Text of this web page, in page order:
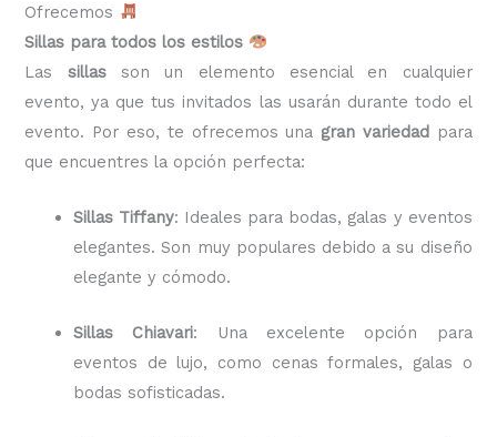
Ofrecemos
Sillas para todos los estilos
Las sillasson un elemento esencial en cualquier
evento, ya que tus invitados las usarán durante todo el
evento. Por eso, te ofrecemos una gran variedadpara
que encuentres la opción perfecta:
Sillas Tiffany: Ideales para bodas, galas y eventos
elegantes. Son muy populares debido a su diseño
elegante y cómodo.
Sillas Chiavari: Una excelente opción para
eventos de lujo, como cenas formales, galas o
bodas sofisticadas.